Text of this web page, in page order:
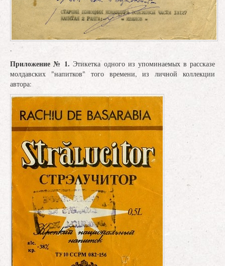
.
Приложение № 1. Этикетка одного из упоминаемых в рассказе
молдавских "напитков" того времени, из личной коллекции
автора: